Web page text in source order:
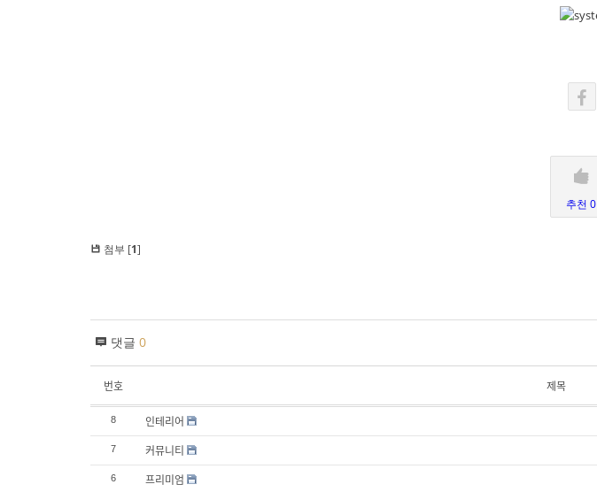
추천 0
첨부 [1]
댓글 0
번호 제목
8 인테리어
7 커뮤니티
6 프리미엄